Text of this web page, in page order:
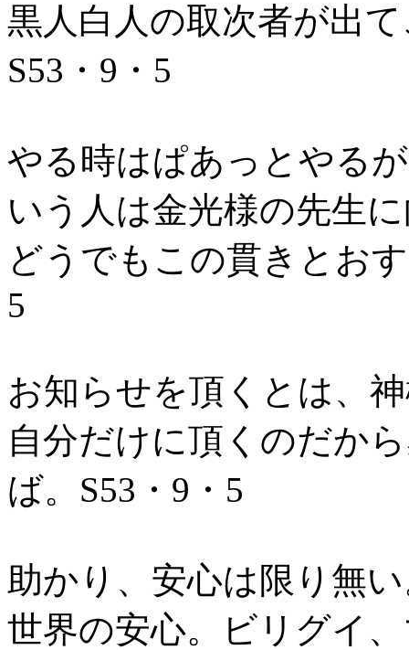
黒人白人の取次者が出
S53・9・5
やる時はぱあっとやる
いう人は金光様の先生
どうでもこの貫きとお
5
お知らせを頂くとは、
自分だけに頂くのだか
ば。S53・9・5
助かり、安心は限り無
世界の安心。ビリグイ